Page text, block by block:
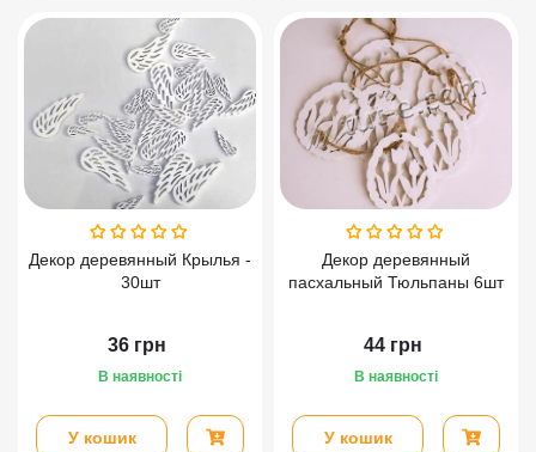
Декор деревянный Крылья -
30шт
36 грн
В наявності
У кошик
Декор деревянный
пасхальный Тюльпаны 6шт
44 грн
В наявності
У кошик